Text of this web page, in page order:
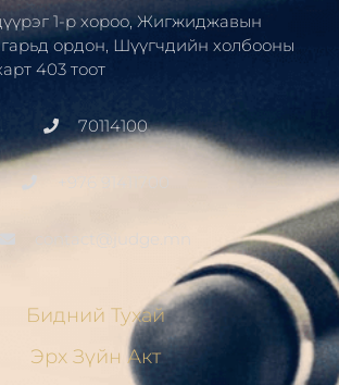
1-р хороо, Жигжиджавын
ордон, Шүүгчдийн холбооны
403 тоот
70114100
contact@judge.mn
Бидний Тухай
Эрх Зүйн Акт